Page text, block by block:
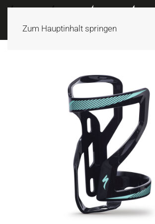
Zum Hauptinhalt springen